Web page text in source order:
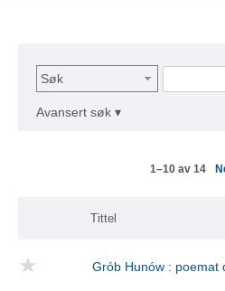
Søk
Avansert søk ▾
1–10 av 14
Tittel
Grób Hunów : poemat